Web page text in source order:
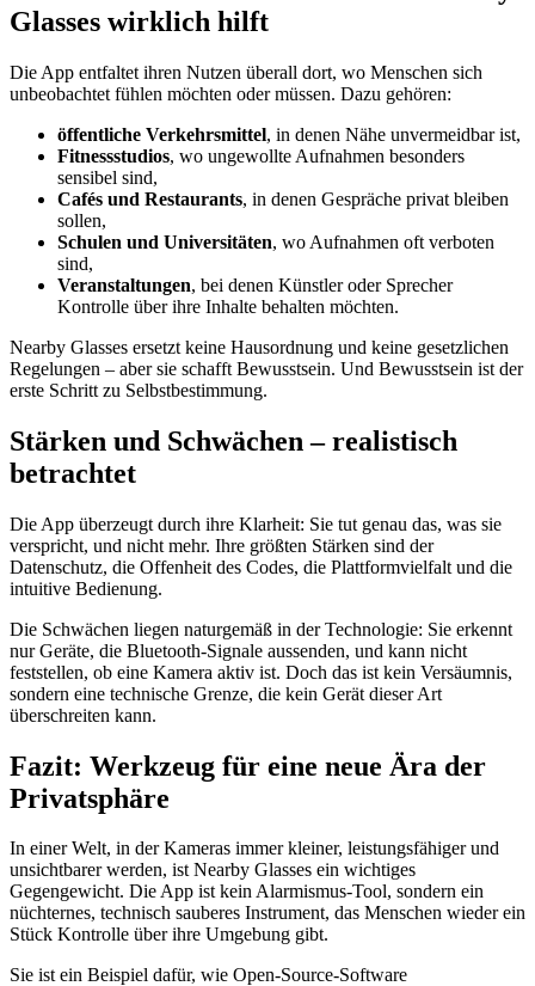
Glasses wirklich hilft
Die App entfaltet ihren Nutzen überall dort, wo Menschen sich
unbeobachtet fühlen möchten oder müssen. Dazu gehören:
öffentliche Verkehrsmittel, in denen Nähe unvermeidbar ist,
Fitnessstudios, wo ungewollte Aufnahmen besonders
sensibel sind,
Cafés und Restaurants, in denen Gespräche privat bleiben
sollen,
Schulen und Universitäten, wo Aufnahmen oft verboten
sind,
Veranstaltungen, bei denen Künstler oder Sprecher
Kontrolle über ihre Inhalte behalten möchten.
Nearby Glasses ersetzt keine Hausordnung und keine gesetzlichen
Regelungen – aber sie schafft Bewusstsein. Und Bewusstsein ist der
erste Schritt zu Selbstbestimmung.
Stärken und Schwächen – realistisch
betrachtet
Die App überzeugt durch ihre Klarheit: Sie tut genau das, was sie
verspricht, und nicht mehr. Ihre größten Stärken sind der
Datenschutz, die Offenheit des Codes, die Plattformvielfalt und die
intuitive Bedienung.
Die Schwächen liegen naturgemäß in der Technologie: Sie erkennt
nur Geräte, die Bluetooth‑Signale aussenden, und kann nicht
feststellen, ob eine Kamera aktiv ist. Doch das ist kein Versäumnis,
sondern eine technische Grenze, die kein Gerät dieser Art
überschreiten kann.
Fazit: Werkzeug für eine neue Ära der
Privatsphäre
In einer Welt, in der Kameras immer kleiner, leistungsfähiger und
unsichtbarer werden, ist Nearby Glasses ein wichtiges
Gegengewicht. Die App ist kein Alarmismus‑Tool, sondern ein
nüchternes, technisch sauberes Instrument, das Menschen wieder ein
Stück Kontrolle über ihre Umgebung gibt.
Sie ist ein Beispiel dafür, wie Open‑Source‑Software